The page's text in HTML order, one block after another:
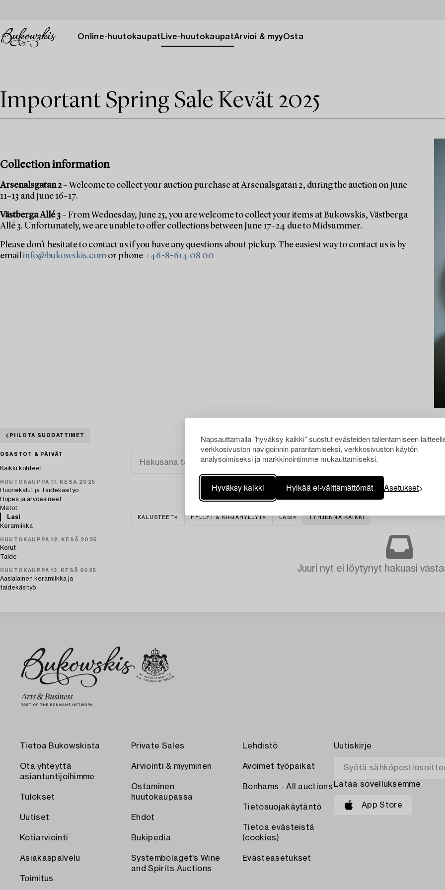
Napsauttamalla "hyväksy kaikki" suostut evästeiden tallentamiseen
verkkosivuston navigoinnin parantamiseksi, verkkosivuston käytön
analysoimiseksi ja markkinointimme mukauttamiseksi.
Hyväksy kaikki Hylkää ei-välttämättömät Asetukset
Online-huutokaupat Live-huutokaupatArvioi & myyOsta
Important Spring Sale Kevät 2025
Collection information
Arsenalsgatan 2– Welcome to collect your auction purchase at Arsenalsgatan 2, during the auction on June
11–13 and June 16–17.
Västberga Allé 3– From Wednesday, June 25, you are welcome to collect your items at Bukowskis, Västberga
Allé 3. Unfortunately, we are unable to offer collections between June 17–24 due to Midsummer.
Please don’t hesitate to contact us if you have any questions about pickup. The easiest way to contact us is by
emailinfo@bukowskis.com or phone +46-8-614 08 00
PIILOTA SUODATTIMET
OSASTOT & PÄIVÄT
Kaikki kohteet
HUUTOKAUPPA 11. KESÄ 2025
Huonekalut ja Taidekäsityö
Hopea ja arvoesineet
Matot
Lasi
Keramiikka
HUUTOKAUPPA 12. KESÄ 2025
Korut
Taide
HUUTOKAUPPA 13. KESÄ 2025
Aasialainen keramiikka ja
taidekäsityö
KALUSTEET HYLLYT & KIRJAHYLLYT LASI TYHJENNÄ KAIKKI
Juuri nyt ei löytynyt hakuasi
Tietoa Bukowskista
Ota yhteyttä
asiantuntijoihimme
Tulokset
Uutiset
Kotiarviointi
Asiakaspalvelu
Toimitus
Private Sales
Arviointi & myyminen
Ostaminen
huutokaupassa
Ehdot
Bukipedia
Systembolaget's Wine
and Spirits Auctions
Lehdistö
Avoimet työpaikat
Bonhams - All auctions
Tietosuojakäytäntö
Tietoa evästeistä
(cookies)
Evästeasetukset
Uutiskirje
Lataa sovelluksemme
App Store